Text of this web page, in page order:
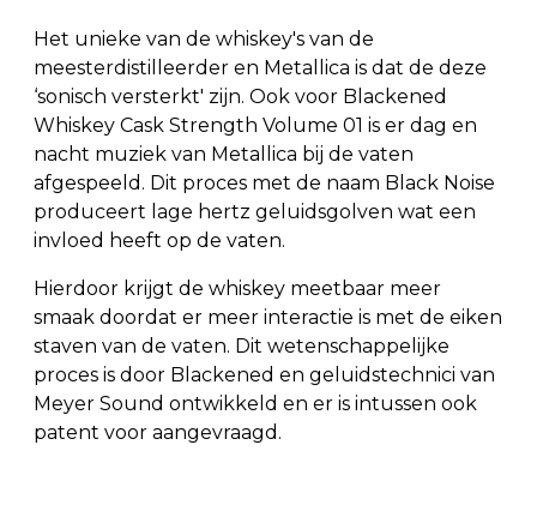
Het unieke van de whiskey's van de
meesterdistilleerder en Metallica is dat de deze
‘sonisch versterkt' zijn. Ook voor Blackened
Whiskey Cask Strength Volume 01 is er dag en
nacht muziek van Metallica bij de vaten
afgespeeld. Dit proces met de naam Black Noise
produceert lage hertz geluidsgolven wat een
invloed heeft op de vaten.
Hierdoor krijgt de whiskey meetbaar meer
smaak doordat er meer interactie is met de eiken
staven van de vaten. Dit wetenschappelijke
proces is door Blackened en geluidstechnici van
Meyer Sound ontwikkeld en er is intussen ook
patent voor aangevraagd.